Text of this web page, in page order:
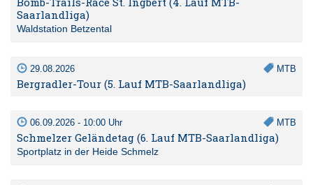
Saarlandliga)
Waldstation Betzental
29.08.2026 MTB
Bergradler-Tour (5. Lauf MTB-Saarlandliga)
06.09.2026 - 10:00 Uhr MTB
Schmelzer Geländetag (6. Lauf MTB-Saarlandliga)
Sportplatz in der Heide Schmelz